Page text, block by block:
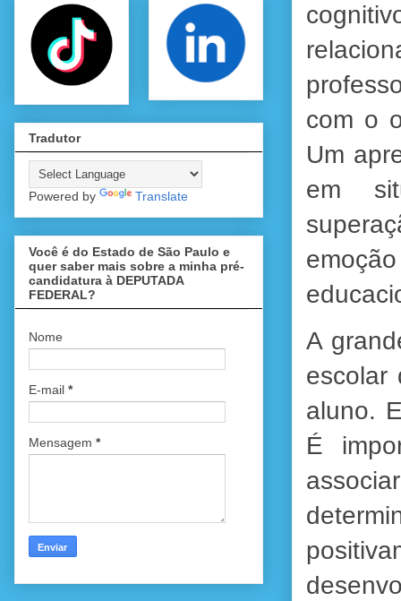
com o
Um
em
A
escolar
aluno.
É
Tradutor
Powered by Translate
Você é do Estado de São Paulo e
quer saber mais sobre a minha pré-
candidatura à DEPUTADA
FEDERAL?
Nome
E-mail *
Mensagem *